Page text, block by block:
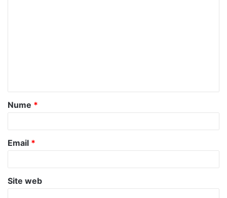
a
r
*
Nume *
Email *
Site web